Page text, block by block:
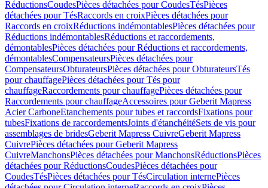
RéductionsCoudesPièces détachées pour CoudesTésPièces
détachées pour TésRaccords en croixPièces détachées pour
Raccords en croixRéductions indémontablesPièces détachées pour
Réductions indémontablesRéductions et raccordements,
démontablesPièces détachées pour Réductions et raccordements,
démontablesCompensateursPièces détachées pour
CompensateursObturateursPièces détachées pour ObturateursTés
pour chauffagePièces détachées pour Tés pour
chauffageRaccordements pour chauffagePièces détachées pour
Raccordements pour chauffageAccessoires pour Geberit Mapress
Acier CarboneEtanchements pour tubes et raccordsFixations pour
tubesFixations de raccordementsJoints d'étanchéitéSets de vis pour
assemblages de bridesGeberit Mapress CuivreGeberit Mapress
CuivrePièces détachées pour Geberit Mapress
CuivreManchonsPièces détachées pour ManchonsRéductionsPièces
détachées pour RéductionsCoudesPièces détachées pour
CoudesTésPièces détachées pour TésCirculation internePièces